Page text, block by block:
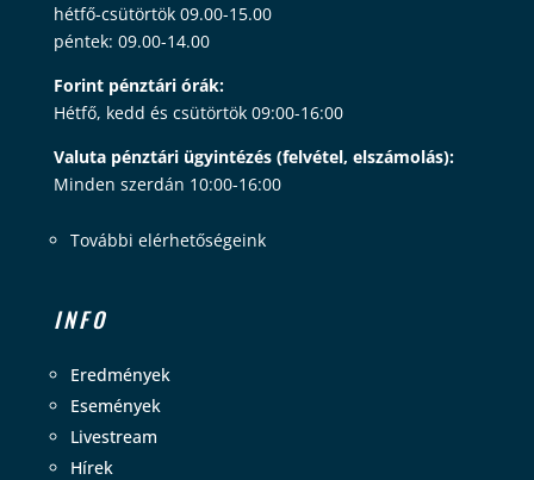
hétfő-csütörtök 09.00-15.00
péntek: 09.00-14.00
Forint pénztári órák:
Hétfő, kedd és csütörtök 09:00-16:00
Valuta pénztári ügyintézés (felvétel, elszámolás):
Minden szerdán 10:00-16:00
További elérhetőségeink
INFO
Eredmények
Események
Livestream
Hírek